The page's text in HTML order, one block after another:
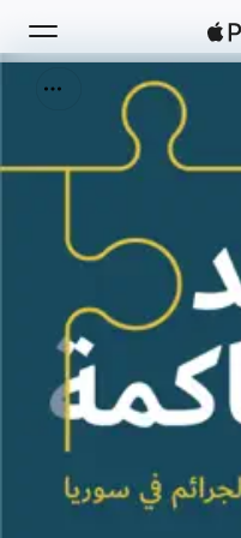
Suchen
Startseite